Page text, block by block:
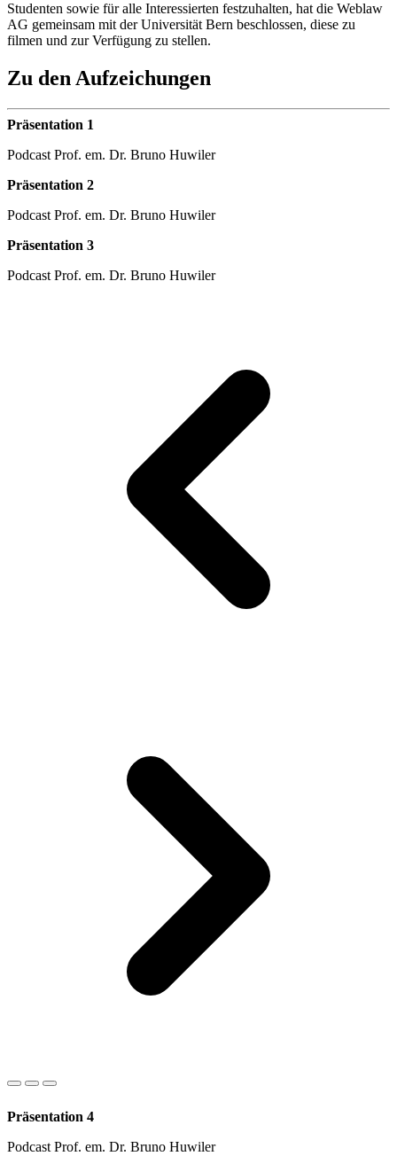
Studenten sowie für alle Interessierten festzuhalten, hat die Weblaw
AG gemeinsam mit der Universität Bern beschlossen, diese zu
filmen und zur Verfügung zu stellen.
Zu den Aufzeichungen
Präsentation 1
Podcast Prof. em. Dr. Bruno Huwiler
Präsentation 2
Podcast Prof. em. Dr. Bruno Huwiler
Präsentation 3
Podcast Prof. em. Dr. Bruno Huwiler
Präsentation 4
Podcast Prof. em. Dr. Bruno Huwiler